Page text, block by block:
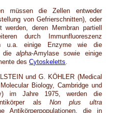
müssen die Zellen entweder
von Gefrierschnitten), oder
deren Membran partiell
durch Immunfluoreszenz
u.a. einige Enzyme wie die
die alpha-Amylase sowie einige
desCytoskeletts.
und G. KÖHLER (Medical
Biology, Cambridge und
im Jahre 1975, werden die
als Non plus ultra
Antikörperpopulationen, die in